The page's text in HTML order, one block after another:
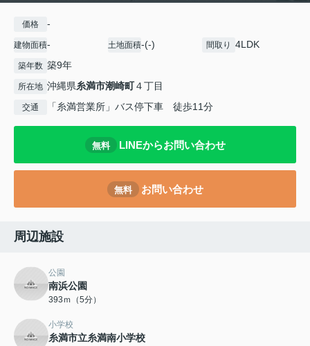
価格 -
建物面積- 土地面積-(-) 間取り 4LDK
築年数 築9年
所在地 沖縄県糸満市潮崎町４丁目
交通 「糸満営業所」バス停下車 徒歩11分
無料 LINEからお問い合わせ
無料 お問い合わせ
周辺施設
公園
南浜公園
393ｍ（5分）
小学校
糸満市立糸満南小学校